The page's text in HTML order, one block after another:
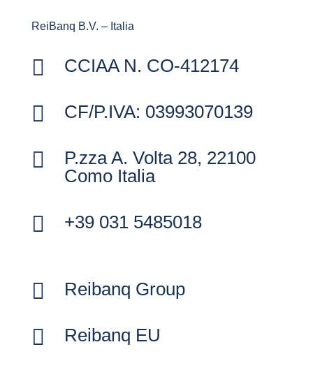
ReiBanq B.V. – Italia
 CCIAA N. CO-412174
 CF/P.IVA: 03993070139

P.zza A. Volta 28, 22100
Como Italia
 +39 031 5485018
 Reibanq Group
 Reibanq EU